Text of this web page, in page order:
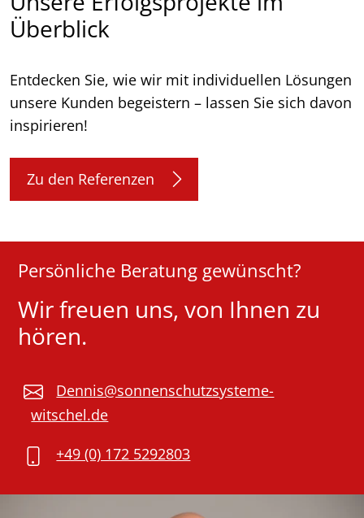
Überblick
Entdecken Sie, wie wir mit individuellen Lösungen
unsere Kunden begeistern – lassen Sie sich davon
inspirieren!
Zu den Referenzen
Persönliche Beratung gewünscht?
Wir freuen uns, von Ihnen zu
hören.
Dennis@sonnenschutzsysteme-
witschel.de
+49 (0) 172 5292803